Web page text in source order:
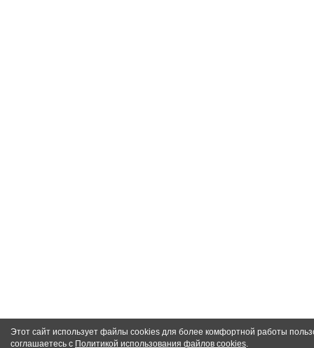
Этот сайт использует файлы cookies для более комфортной работы
соглашаетесь с Политикой использования файлов cookies